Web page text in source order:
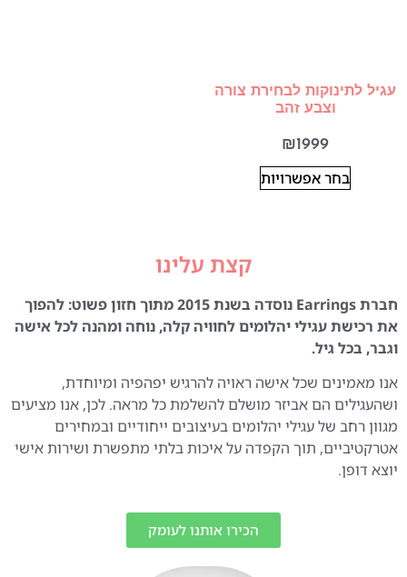
עגיל לתינוקות לבחירת צורה
וצבע זהב
₪1999
בחר אפשרויות
קצת עלינו
חברת Earrings נוסדה בשנת 2015 מתוך חזון פשוט: להפוך
את רכישת עגילי יהלומים לחוויה קלה, נוחה ומהנה לכל אישה
וגבר, בכל גיל.
אנו מאמינים שכל אישה ראויה להרגיש יפהפיה ומיוחדת,
ושהעגילים הם אביזר מושלם להשלמת כל מראה. לכן, אנו מציעים
מגוון רחב של עגילי יהלומים בעיצובים ייחודיים ובמחירים
אטרקטיביים, תוך הקפדה על איכות בלתי מתפשרת ושירות אישי
יוצא דופן.
הכירו אותנו לעומק